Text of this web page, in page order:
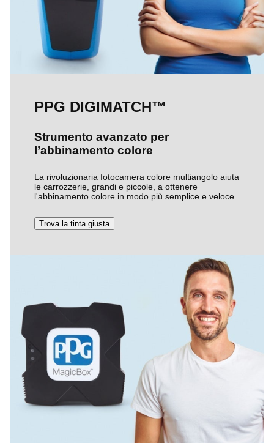
PPG DIGIMATCH™
Strumento avanzato per
l’abbinamento colore
La rivoluzionaria fotocamera colore multiangolo aiuta
le carrozzerie, grandi e piccole, a ottenere
l'abbinamento colore in modo più semplice e veloce.
Trova la tinta giusta